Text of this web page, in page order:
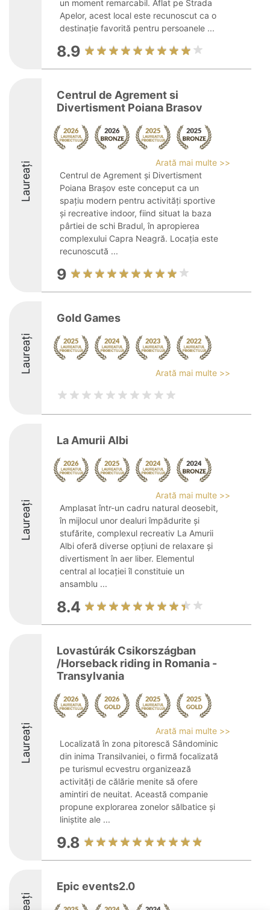
un moment remarcabil. Aflat pe Strada
Apelor, acest local este recunoscut ca o
destinație favorită pentru persoanele ...
8.9
Laureați
Centrul de Agrement si
Divertisment Poiana Brasov
Arată mai multe >>
Centrul de Agrement și Divertisment
Poiana Brașov este conceput ca un
spațiu modern pentru activități sportive
și recreative indoor, fiind situat la baza
pârtiei de schi Bradul, în apropierea
complexului Capra Neagră. Locația este
recunoscută ...
9
Laureați
Gold Games
Arată mai multe >>
Laureați
La Amurii Albi
Arată mai multe >>
Amplasat într-un cadru natural deosebit,
în mijlocul unor dealuri împădurite și
stufărite, complexul recreativ La Amurii
Albi oferă diverse opțiuni de relaxare și
divertisment în aer liber. Elementul
central al locației îl constituie un
ansamblu ...
8.4
Laureați
Lovastúrák Csikországban
/Horseback riding in Romania -
Transylvania
Arată mai multe >>
Localizată în zona pitorescă Sândominic
din inima Transilvaniei, o firmă focalizată
pe turismul ecvestru organizează
activități de călărie menite să ofere
amintiri de neuitat. Această companie
propune explorarea zonelor sălbatice și
liniștite ale ...
9.8
Epic events2.0